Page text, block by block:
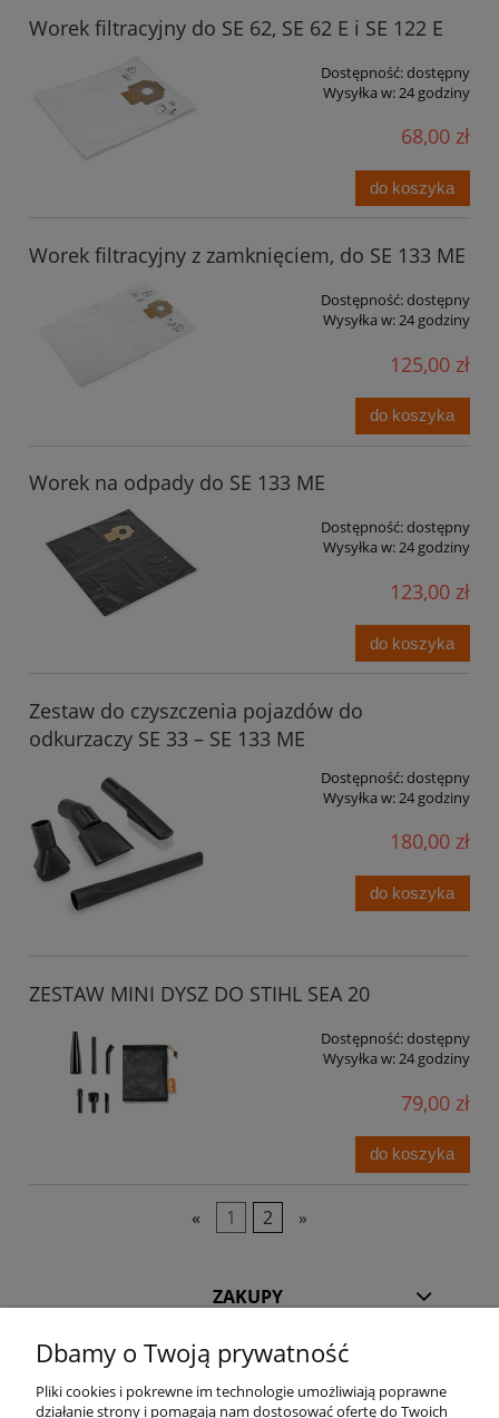
Worek filtracyjny do SE 62, SE 62 E i SE 122 E
Dostępność:dostępny
Wysyłka w:24 godziny
68,00 zł
do koszyka
Worek filtracyjny z zamknięciem, do SE 133 ME
Dostępność:dostępny
Wysyłka w:24 godziny
125,00 zł
do koszyka
Worek na odpady do SE 133 ME
Dostępność:dostępny
Wysyłka w:24 godziny
123,00 zł
do koszyka
Zestaw do czyszczenia pojazdów do
odkurzaczy SE 33 – SE 133 ME
Dostępność:dostępny
Wysyłka w: 24 godziny
180,00 zł
do koszyka
ZESTAW MINI DYSZ DO STIHL SEA 20
Dostępność:dostępny
Wysyłka w:24 godziny
79,00 zł
do koszyka
« 1 2 »
ZAKUPY
POMOC
Dbamy o Twoją prywatność
Pliki cookies i pokrewne im technologie umożliwiają poprawne
działanie strony i pomagają nam dostosować ofertę do Twoich